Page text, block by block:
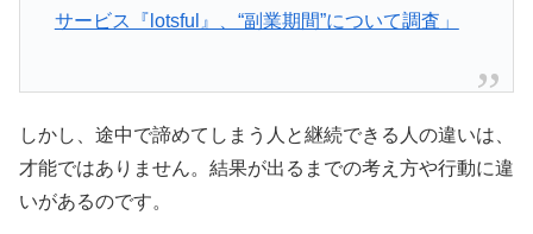
サービス『lotsful』、“副業期間”について調査」
しかし、途中で諦めてしまう人と継続できる人の違いは、
才能ではありません。結果が出るまでの考え方や行動に違
いがあるのです。